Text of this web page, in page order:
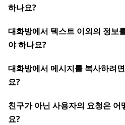
하나요?
대화방에서 텍스트 이외의 정보
야 하나요?
대화방에서 메시지를 복사하려
요?
친구가 아닌 사용자의 요청은 어
요?